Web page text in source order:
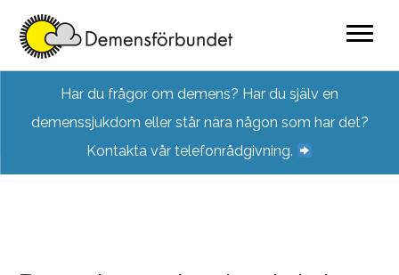
content
Har du frågor om demens? Har du själv en
demenssjukdom eller står nära någon som har det?
Kontakta vår telefonrådgivning.